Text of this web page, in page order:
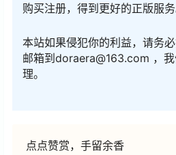
购买注册，得到更好的正版服务
本站如果侵犯你的利益，请务
邮箱到doraera@163.com ，
理。
点点赞赏，手留余香